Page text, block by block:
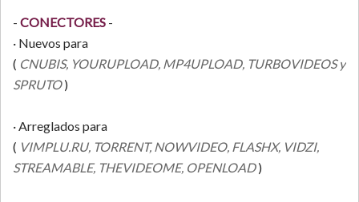
- CONECTORES -
· Nuevos para
( CNUBIS, YOURUPLOAD, MP4UPLOAD, TURBOVIDEOS y
SPRUTO)
· Arreglados para
( VIMPLU.RU, TORRENT, NOWVIDEO, FLASHX, VIDZI,
STREAMABLE, THEVIDEOME, OPENLOAD)